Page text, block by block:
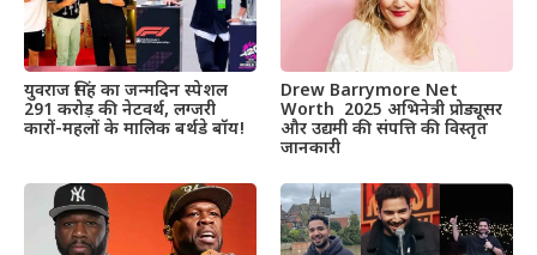
युवराज सिंह का जन्मदिन स्पेशल
291 करोड़ की नेटवर्थ, लग्जरी
कारों-महलों के मालिक बर्थडे बॉय!
Drew Barrymore Net
Worth 2025 अभिनेत्री प्रोड्यूसर
और उद्यमी की संपत्ति की विस्तृत
जानकारी